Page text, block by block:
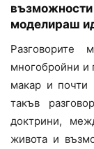
моделираш
многобройни и
макар и почти
такъв
доктрини,
живота и